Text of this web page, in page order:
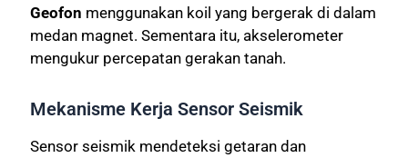
Geofon menggunakan koil yang bergerak di dalam
medan magnet. Sementara itu, akselerometer
mengukur percepatan gerakan tanah.
Mekanisme Kerja Sensor Seismik
Sensor seismik mendeteksi getaran dan